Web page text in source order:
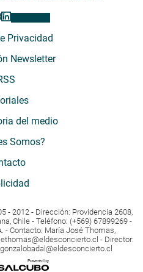
Privacidad
Newsletter
del medio
Somos?
- 2012 - Dirección: Providencia 2608,
Chile - Teléfono: (+569) 67899269 -
- Contacto: María José Thomas,
- Director:
gonzalobadal@eldesconcierto.cl